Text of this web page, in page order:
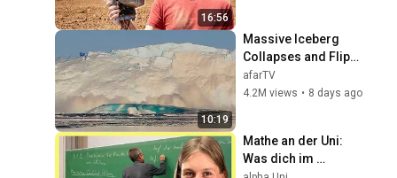
39
Der chinesische Restsatz
in Python
Weitz / HAW Hamburg
40
Prime Numbers
Weitz / HAW Hamburg
Ein naiver Primzahltest in
Python
Weitz / HAW Hamburg
16:56
10:19
Massive Iceberg
Collapses and Flips
Over in Ilulissat,
Greenland | Full
afarTV
4.2M views • 8 days ago
Mathe an der Uni:
Was dich im